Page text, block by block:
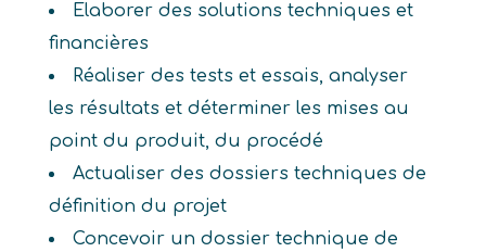
Elaborer des solutions techniques et
financières
Réaliser des tests et essais, analyser
les résultats et déterminer les mises au
point du produit, du procédé
Actualiser des dossiers techniques de
définition du projet
Concevoir un dossier technique de